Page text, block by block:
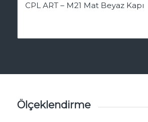
CPL ART – M21 Mat Beyaz Kapı
Ölçeklendirme